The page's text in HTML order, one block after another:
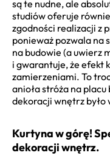
są te nudne, ale
studiów oferuje
zgodności realizacji z
ponieważ pozwala na
na budowie (a uwierz
i gwarantuje, że efekt
zamierzeniami. To
anioła stróża na
dekoracji wnętrz było
Kurtyna w górę!
dekoracji wnętrz.